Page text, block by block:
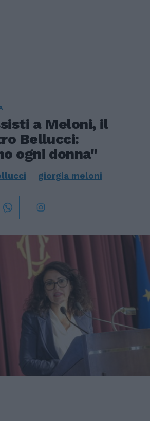
a Meloni, il
Bellucci:
ogni donna"
giorgia meloni